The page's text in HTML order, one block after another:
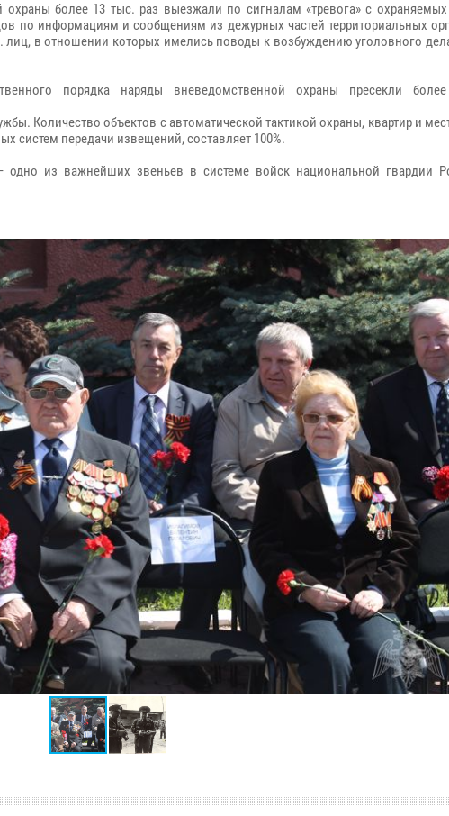
более 13 тыс. раз выезжали по сигналам «тревога» с охраняемых
по информациям и сообщениям из дежурных частей территориальных
лиц, в отношении которых имелись поводы к возбуждению уголовного
порядка наряды вневедомственной охраны пресекли
Количество объектов с автоматической тактикой охраны, квартир и
систем передачи извещений, составляет 100%.
из важнейших звеньев в системе войск национальной гвардии